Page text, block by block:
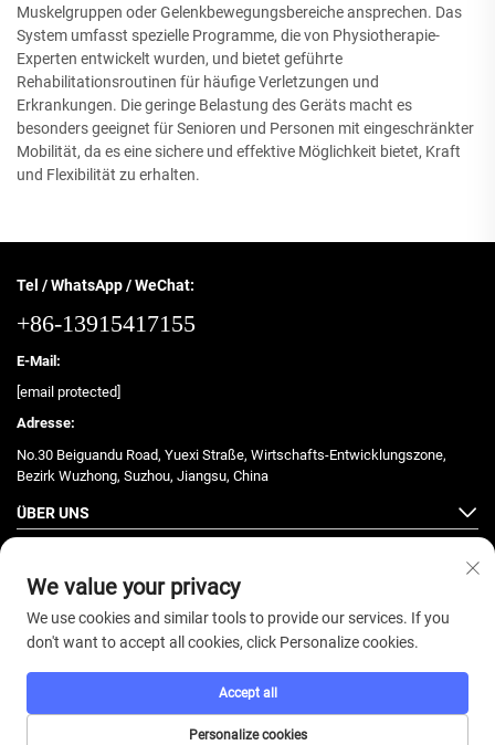
Muskelgruppen oder Gelenkbewegungsbereiche ansprechen. Das
System umfasst spezielle Programme, die von Physiotherapie-
Experten entwickelt wurden, und bietet geführte
Rehabilitationsroutinen für häufige Verletzungen und
Erkrankungen. Die geringe Belastung des Geräts macht es
besonders geeignet für Senioren und Personen mit eingeschränkter
Mobilität, da es eine sichere und effektive Möglichkeit bietet, Kraft
und Flexibilität zu erhalten.
Tel / WhatsApp / WeChat:
+86-13915417155
E-Mail:
[email protected]
Adresse:
No.30 Beiguandu Road, Yuexi Straße, Wirtschafts-Entwicklungszone,
Bezirk Wuzhong, Suzhou, Jiangsu, China
ÜBER UNS
Datenschutzrichtlinie
We value your privacy
We use cookies and similar tools to provide our services. If you
don't want to accept all cookies, click Personalize cookies.
Personalize cookies
Accept all